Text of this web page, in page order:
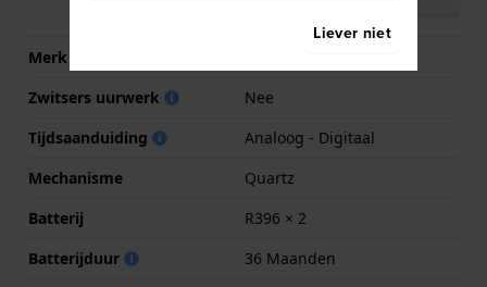
Merk uurwerk
Zwitsers uurwerk
Nee
Tijdsaanduiding
Analoog - Digitaal
Mechanisme
Quartz
Batterij
R396 × 2
Batterijduur
36 Maanden
Liever niet